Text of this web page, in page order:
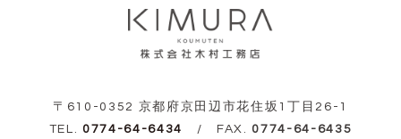
〒610-0352 京都府京田辺市花住坂1丁目26-1
TEL. 0774-64-6434 / FAX. 0774-64-6435